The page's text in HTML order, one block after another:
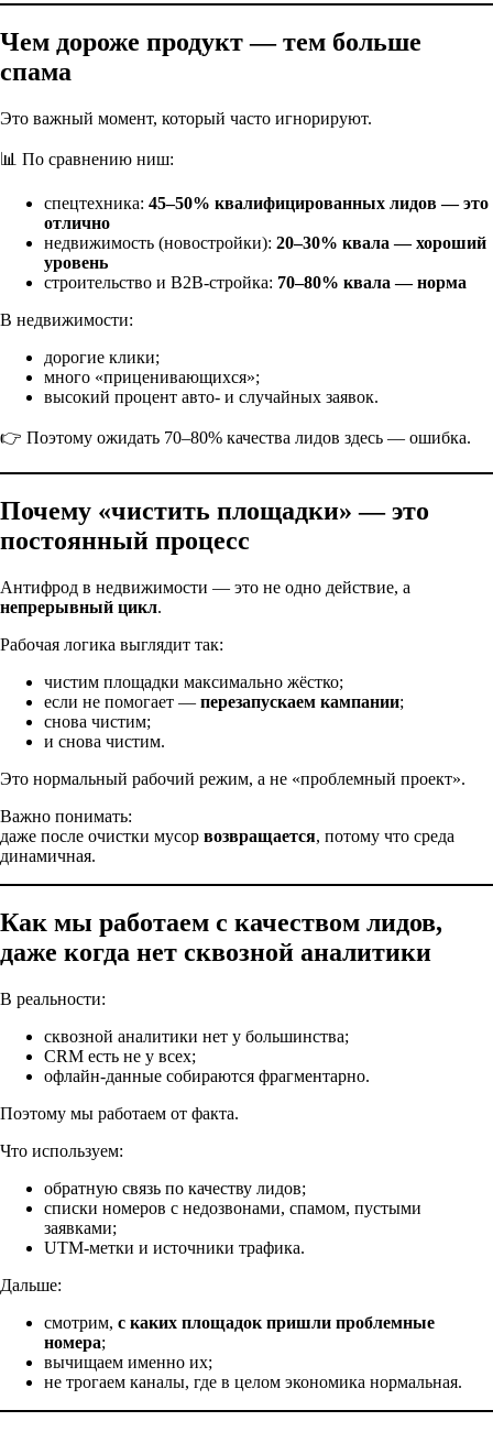
Чем дороже продукт — тем больше
спама
Это важный момент, который часто игнорируют.
📊 По сравнению ниш:
спецтехника: 45–50% квалифицированных лидов — это
отлично
недвижимость (новостройки): 20–30% квала — хороший
уровень
строительство и B2B-стройка: 70–80% квала — норма
В недвижимости:
дорогие клики;
много «приценивающихся»;
высокий процент авто- и случайных заявок.
👉 Поэтому ожидать 70–80% качества лидов здесь — ошибка.
Почему «чистить площадки» — это
постоянный процесс
Антифрод в недвижимости — это не одно действие, а
непрерывный цикл.
Рабочая логика выглядит так:
чистим площадки максимально жёстко;
если не помогает — перезапускаем кампании;
снова чистим;
и снова чистим.
Это нормальный рабочий режим, а не «проблемный проект».
Важно понимать:
даже после очистки мусор возвращается, потому что среда
динамичная.
Как мы работаем с качеством лидов,
даже когда нет сквозной аналитики
В реальности:
сквозной аналитики нет у большинства;
CRM есть не у всех;
офлайн-данные собираются фрагментарно.
Поэтому мы работаем от факта.
Что используем:
обратную связь по качеству лидов;
списки номеров с недозвонами, спамом, пустыми
заявками;
UTM-метки и источники трафика.
Дальше:
смотрим, с каких площадок пришли проблемные
номера;
вычищаем именно их;
не трогаем каналы, где в целом экономика нормальная.